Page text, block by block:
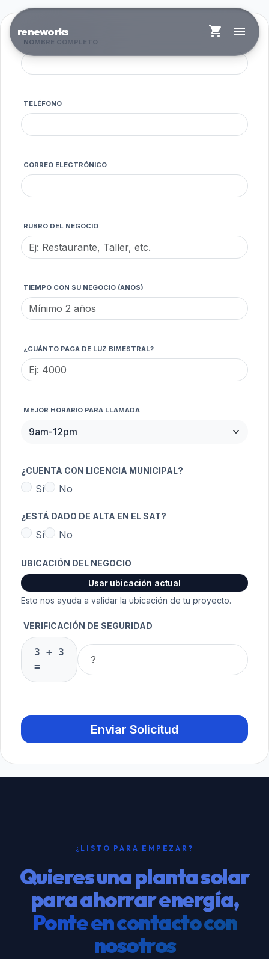
reneworks shopping_cart menu
NOMBRE COMPLETO
TELÉFONO
CORREO ELECTRÓNICO
RUBRO DEL NEGOCIO
TIEMPO CON SU NEGOCIO (AÑOS)
¿CUÁNTO PAGA DE LUZ BIMESTRAL?
MEJOR HORARIO PARA LLAMADA
¿CUENTA CON LICENCIA MUNICIPAL?
Sí No
¿ESTÁ DADO DE ALTA EN EL SAT?
Sí No
UBICACIÓN DEL NEGOCIO
Usar ubicación actual
Esto nos ayuda a validar la ubicación de tu proyecto.
VERIFICACIÓN DE SEGURIDAD
3 + 3
=
Enviar Solicitud
¿LISTO PARA EMPEZAR?
Quieres una planta solar
para ahorrar energía,
Ponte en contacto con
nosotros